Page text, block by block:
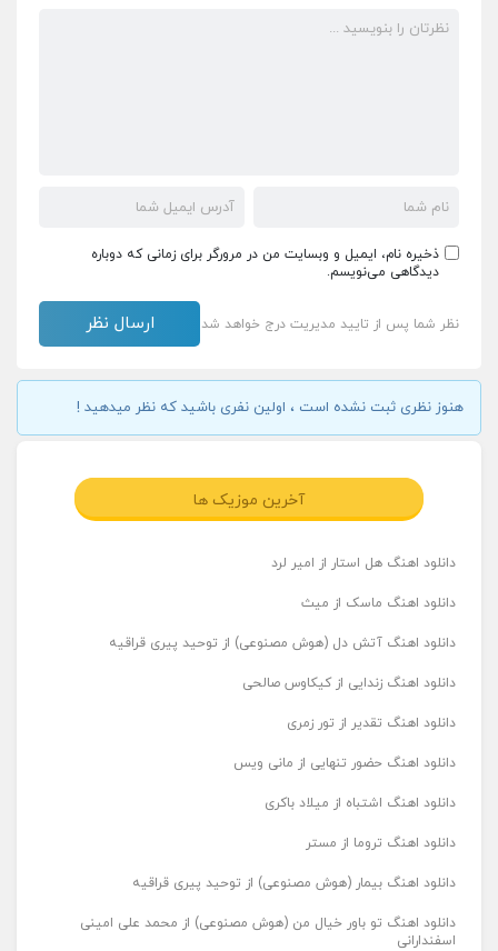
ذخیره نام، ایمیل و وبسایت من در مرورگر برای زمانی که دوباره
دیدگاهی می‌نویسم.
نظر شما پس از تایید مدیریت درج خواهد شد
هنوز نظری ثبت نشده است ، اولین نفری باشید که نظر میدهید !
آخرین موزیک ها
دانلود اهنگ هل استار از امیر لرد
دانلود اهنگ ماسک از میث
دانلود اهنگ آتش دل (هوش مصنوعی) از توحید پیری قراقیه
دانلود اهنگ زندایی از کیکاوس صالحی
دانلود اهنگ تقدیر از تور زمری
دانلود اهنگ حضور تنهایی از مانی ویس
دانلود اهنگ اشتباه از میلاد باکری
دانلود اهنگ تروما از مستر
دانلود اهنگ بیمار (هوش مصنوعی) از توحید پیری قراقیه
دانلود اهنگ تو باور خیال من (هوش مصنوعی) از محمد علی امینی
اسفندارانی